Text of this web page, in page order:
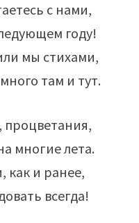
с нами,
году!
мы стихами,
там и тут.
процветания,
многие лета.
как и ранее,
всегда!